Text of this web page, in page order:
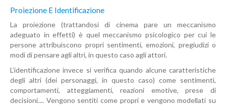
Proiezione E Identificazione
La proiezione (trattandosi di cinema pare un meccanismo
adeguato in effetti) è quel meccanismo psicologico per cui le
persone attribuiscono propri sentimenti, emozioni, pregiudizi o
modi di pensare agli altri, in questo caso agli attori.
L’identificazione invece si verifica quando alcune caratteristiche
degli altri (dei personaggi, in questo caso) come sentimenti,
comportamenti, atteggiamenti, reazioni emotive, prese di
decisioni.... Vengono sentiti come propri e vengono modellati su